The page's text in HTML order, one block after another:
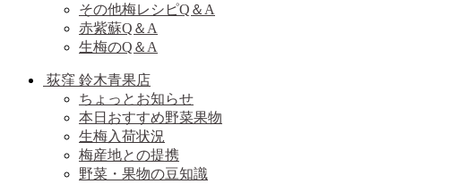
その他梅レシピQ＆A
赤紫蘇Q＆A
生梅のQ＆A
荻窪 鈴木青果店
ちょっとお知らせ
本日おすすめ野菜果物
生梅入荷状況
梅産地との提携
野菜・果物の豆知識